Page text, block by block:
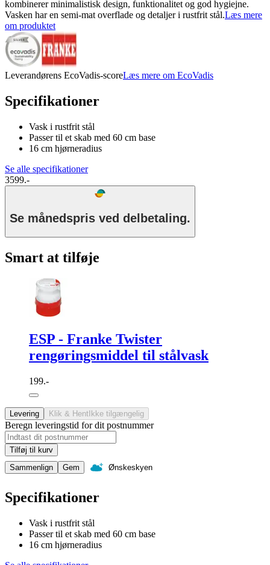
kombinerer minimalistisk design, funktionalitet og god hygiejne.
Vasken har en semi-mat overflade og detaljer i rustfrit stål.Læs mere
om produktet
Leverandørens EcoVadis-scoreLæs mere om EcoVadis
Specifikationer
Vask i rustfrit stål
Passer til et skab med 60 cm base
16 cm hjørneradius
Se alle specifikationer
3599.-
Se månedspris ved delbetaling.
Smart at tilføje
ESP - Franke Twister
rengøringsmiddel til stålvask
199.-
Levering Klik & HentIkke tilgængelig
Beregn leveringstid for dit postnummer
Tilføj til kurv
Sammenlign
Gem Ønskeskyen
Specifikationer
Vask i rustfrit stål
Passer til et skab med 60 cm base
16 cm hjørneradius